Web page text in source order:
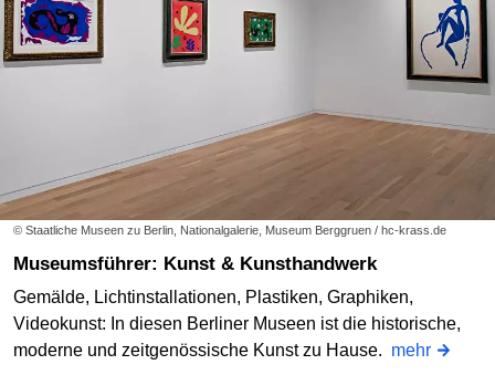
© Staatliche Museen zu Berlin, Nationalgalerie, Museum Berggruen / hc-krass.de
Museumsführer: Kunst & Kunsthandwerk
Gemälde, Lichtinstallationen, Plastiken, Graphiken,
Videokunst: In diesen Berliner Museen ist die historische,
moderne und zeitgenössische Kunst zu Hause. mehr